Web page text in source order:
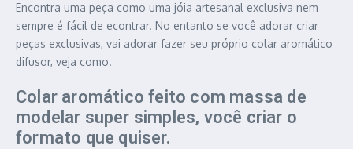
Encontra uma peça como uma jóia artesanal exclusiva nem
sempre é fácil de econtrar. No entanto se você adorar criar
peças exclusivas, vai adorar fazer seu próprio colar aromático
difusor, veja como.
Colar aromático feito com massa de
modelar super simples, você criar o
formato que quiser.